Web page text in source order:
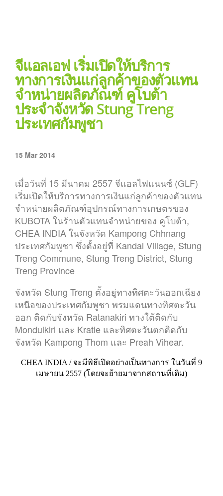
จีแอลเอฟ เริ่มเปิดให้บริการ
ทางการเงินแก่ลูกค้าของตัวแทน
จำหน่ายผลิตภัณฑ์ คูโบต้า
ประจำจังหวัด Stung Treng
ประเทศกัมพูชา
15 Mar 2014
เมื่อวันที่ 15 มีนาคม 2557 จีแอลไฟแนนซ์ (GLF)
เริ่มเปิดให้บริการทางการเงินแก่ลูกค้าของตัวแทน
จำหน่ายผลิตภัณฑ์อุปกรณ์ทางการเกษตรของ
KUBOTA ในร้านตัวแทนจำหน่ายของ คูโบต้า,
CHEA INDIA ในจังหวัด Kampong Chhnang
ประเทศกัมพูชา ซึ่งตั้งอยู่ที่ Kandal Village, Stung
Treng Commune, Stung Treng District, Stung
Treng Province
จังหวัด Stung Treng ตั้งอยู่ทางทิศตะวันออกเฉียง
เหนือของประเทศกัมพูชา พรมแดนทางทิศตะวัน
ออก ติดกับจังหวัด Ratanakiri ทางใต้ติดกับ
Mondulkiri และ Kratie และทิศตะวันตกติดกับ
จังหวัด Kampong Thom และ Preah Vihear.
CHEA INDIA / จะมีพิธีเปิดอย่างเป็นทางการ ในวันที่ 9
เมษายน 2557 (โดยจะย้ายมาจากสถานที่เดิม)